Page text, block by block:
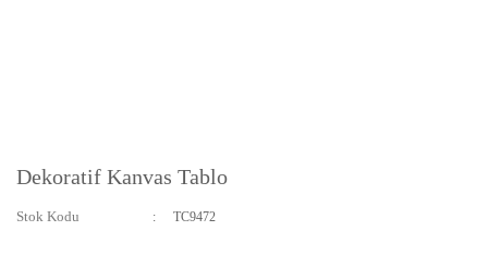
Dekoratif Kanvas Tablo
Stok Kodu TC9472